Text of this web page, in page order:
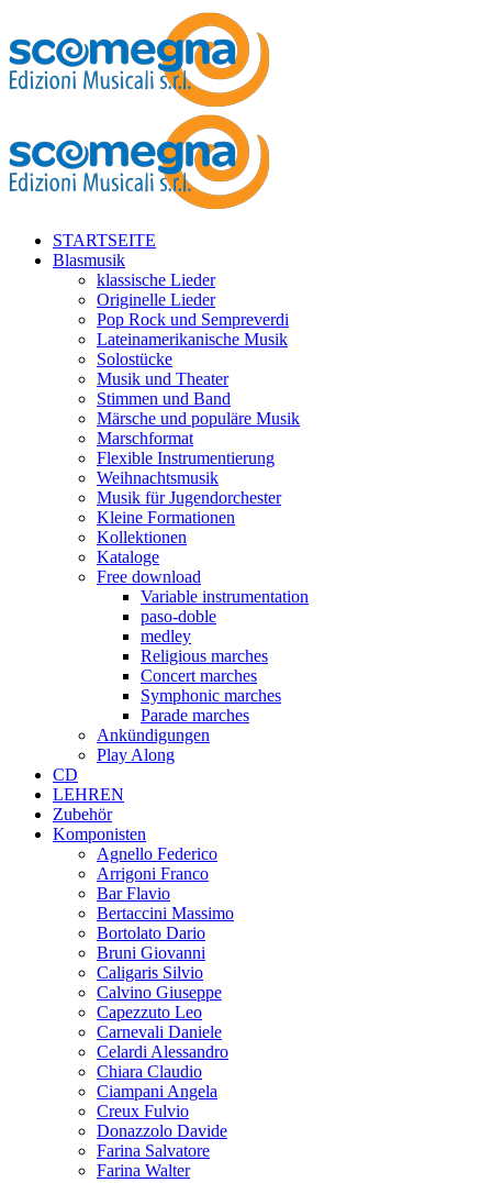
STARTSEITE
Blasmusik
klassische Lieder
Originelle Lieder
Pop Rock und Sempreverdi
Lateinamerikanische Musik
Solostücke
Musik und Theater
Stimmen und Band
Märsche und populäre Musik
Marschformat
Flexible Instrumentierung
Weihnachtsmusik
Musik für Jugendorchester
Kleine Formationen
Kollektionen
Kataloge
Free download
Variable instrumentation
paso-doble
medley
Religious marches
Concert marches
Symphonic marches
Parade marches
Ankündigungen
Play Along
CD
LEHREN
Zubehör
Komponisten
Agnello Federico
Arrigoni Franco
Bar Flavio
Bertaccini Massimo
Bortolato Dario
Bruni Giovanni
Caligaris Silvio
Calvino Giuseppe
Capezzuto Leo
Carnevali Daniele
Celardi Alessandro
Chiara Claudio
Ciampani Angela
Creux Fulvio
Donazzolo Davide
Farina Salvatore
Farina Walter